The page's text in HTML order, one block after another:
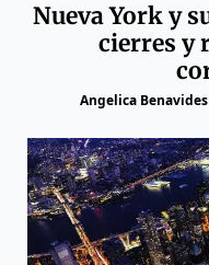
Nueva York y
cierres y
Angelica Benavides